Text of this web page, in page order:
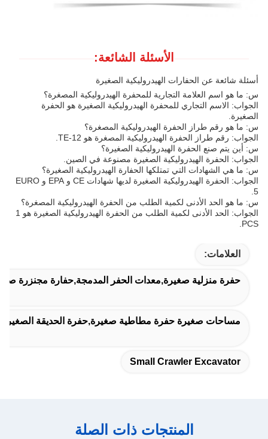
الأسئلة الشائعة:
أسئلة شائعة عن الحفارات الهيدروليكية الصغيرة
س: ما هو اسم العلامة التجارية للمحفرة الهيدروليكية المصغرة؟
الجواب: الاسم التجاري للمحفرة الهيدروليكية الصغيرة هو الحفرة
الصغيرة.
س: ما هو رقم طراز الحفرة الهيدروليكية المصغرة؟
الجواب: رقم طراز الحفرة الهيدروليكية المصغرة هو TE-12.
س: أين يتم صنع الحفرة الهيدروليكية الصغيرة؟
الجواب: الحفرة الهيدروليكية الصغيرة مصنوعة في الصين.
س: ما هي الشهادات التي تمتلكها الحفارة الهيدروليكية الصغيرة؟
الجواب: الحفرة الهيدروليكية الصغيرة لديها شهادات CE و EPA و EURO
5.
س: ما هو الحد الأدنى لكمية الطلب من الحفرة الهيدروليكية المصغرة؟
الجواب: الحد الأدنى لكمية الطلب من الحفرة الهيدروليكية الصغيرة هو 1
PCS.
العلامات:
حفرة منزلية صغيرة,معدات الحفر المدمجة,حفارة مجنزرة
مساحات صغيرة حفرة مطاطية صغيرة,حفرة الحديقة الصغيرة 1.2 طن
Small Crawler Excavator
المنتجات ذات الصلة